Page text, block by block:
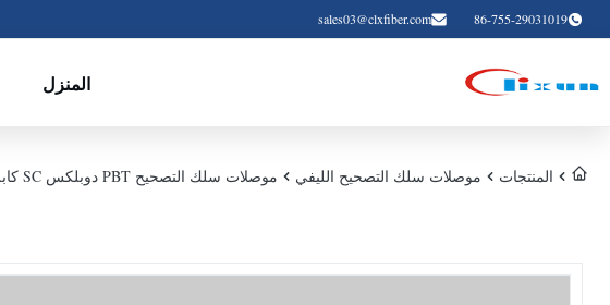
86-755-29031019
sales03@clxfiber.com
المنزل
المنتجات موصلات سلك التصحيح الليفي موصلات سلك التصحيح PBT دوبلكس SC كابل قطر 2.0 مم 3.0 مم